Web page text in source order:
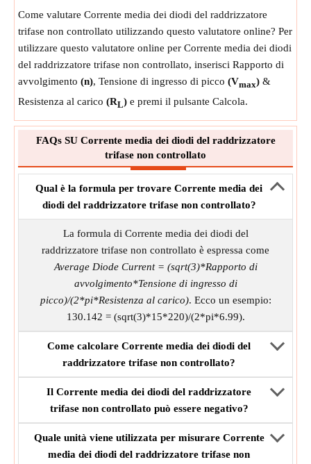
Come valutare Corrente media dei diodi del raddrizzatore
trifase non controllato utilizzando questo valutatore online? Per
utilizzare questo valutatore online per Corrente media dei diodi
del raddrizzatore trifase non controllato, inserisci Rapporto di
avvolgimento (n), Tensione di ingresso di picco (Vmax) &
Resistenza al carico (RL) e premi il pulsante Calcola.
FAQs SU Corrente media dei diodi del raddrizzatore
trifase non controllato
Qual è la formula per trovare Corrente media dei
diodi del raddrizzatore trifase non controllato?
La formula di Corrente media dei diodi del
raddrizzatore trifase non controllato è espressa come
Average Diode Current = (sqrt(3)*Rapporto di
avvolgimento*Tensione di ingresso di
picco)/(2*pi*Resistenza al carico). Ecco un esempio:
130.142 = (sqrt(3)*15*220)/(2*pi*6.99).
Come calcolare Corrente media dei diodi del
raddrizzatore trifase non controllato?
Il Corrente media dei diodi del raddrizzatore
trifase non controllato può essere negativo?
Quale unità viene utilizzata per misurare Corrente
media dei diodi del raddrizzatore trifase non